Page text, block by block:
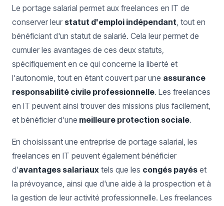
Le portage salarial permet aux freelances en IT de
conserver leur statut d'emploi indépendant, tout en
bénéficiant d'un statut de salarié. Cela leur permet de
cumuler les avantages de ces deux statuts,
spécifiquement en ce qui concerne la liberté et
l'autonomie, tout en étant couvert par une assurance
responsabilité civile professionnelle. Les freelances
en IT peuvent ainsi trouver des missions plus facilement,
et bénéficier d'une meilleure protection sociale.
En choisissant une entreprise de portage salarial, les
freelances en IT peuvent également bénéficier
d'avantages salariaux tels que les congés payés et
la prévoyance, ainsi que d'une aide à la prospection et à
la gestion de leur activité professionnelle. Les freelances